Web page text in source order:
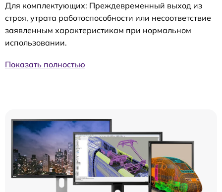
Для комплектующих: Преждевременный выход из
строя, утрата работоспособности или несоответствие
заявленным характеристикам при нормальном
использовании.
Показать полностью